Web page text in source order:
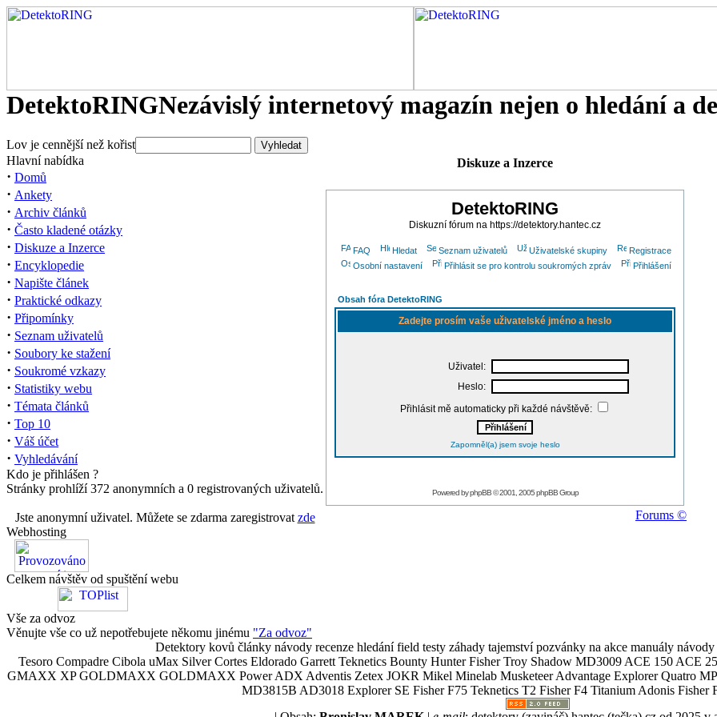
DetektoRINGNezávislý internetový magazín nejen o hledání a
Lov je cennější než kořist
Hlavní nabídka
· Domů
· Ankety
· Archiv článků
· Často kladené otázky
· Diskuze a Inzerce
· Encyklopedie
· Napište článek
· Praktické odkazy
· Připomínky
· Seznam uživatelů
· Soubory ke stažení
· Soukromé vzkazy
· Statistiky webu
· Témata článků
· Top 10
· Váš účet
· Vyhledávání
Kdo je přihlášen ?
Stránky prohlíží 372 anonymních a 0 registrovaných uživatelů.
Jste anonymní uživatel. Můžete se zdarma zaregistrovat zde
Webhosting
Celkem návštěv od spuštění webu
Vše za odvoz
Věnujte vše co už nepotřebujete někomu jinému "Za odvoz"
Diskuze a Inzerce
DetektoRING
Diskuzní fórum na https://detektory.hantec.cz
FAQ Hledat Seznam uživatelů Uživatelské skupiny
Registrace
Osobní nastavení
Přihlásit se pro kontrolu soukromých zpráv Přihlášení
Obsah fóra DetektoRING
Zadejte prosím vaše uživatelské jméno a heslo
Uživatel:
Heslo:
Přihlásit mě automaticky při každé návštěvě:
Zapomněl(a) jsem svoje heslo
Powered byphpBB© 2001, 2005 phpBB Group
Forums ©
Detektory kovů články návody recenze hledání field testy záhady tajemství pozvánky na akce manuály
Tesoro Compadre Cibola uMax Silver Cortes Eldorado Garrett Teknetics Bounty Hunter Fisher Troy Shadow MD3009 ACE 150 ACE
GMAXX XP GOLDMAXX GOLDMAXX Power ADX Adventis Zetex JOKR Mikel Minelab Musketeer Advantage Explorer Quatro
MD3815B AD3018 Explorer SE Fisher F75 Teknetics T2 Fisher F4 Titanium Adonis Fisher